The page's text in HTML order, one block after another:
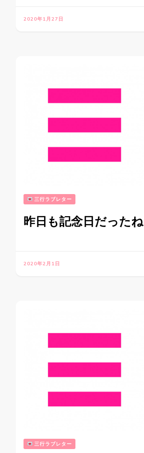
2020年1月27日
三行ラブレター
昨日も記念日だったね
2020年2月1日
三行ラブレター